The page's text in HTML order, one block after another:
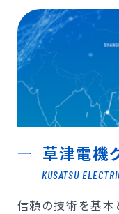
草津電機
KUSATSU
信頼の技術を基